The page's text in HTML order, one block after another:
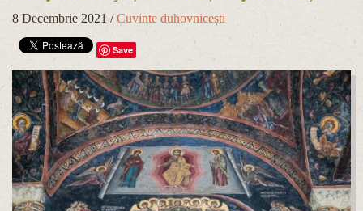
8 Decembrie 2021 /Cuvinte duhovnicești
Save